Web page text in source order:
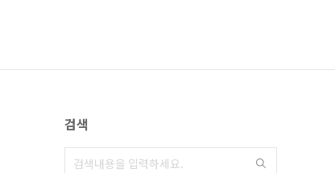
검색